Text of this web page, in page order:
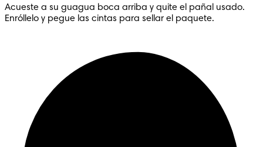
Acueste a su guagua boca arriba y quite el pañal usado.
Enróllelo y pegue las cintas para sellar el paquete.